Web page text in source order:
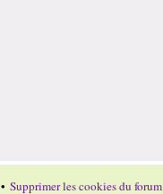
• Supprimer les cookies du forum